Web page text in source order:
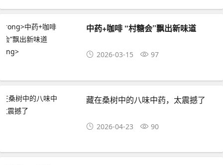
中药+咖啡 “村糖会”飘出新味道
2026-03-15 97
藏在桑树中的八味中药，太震撼了
2026-04-23 90